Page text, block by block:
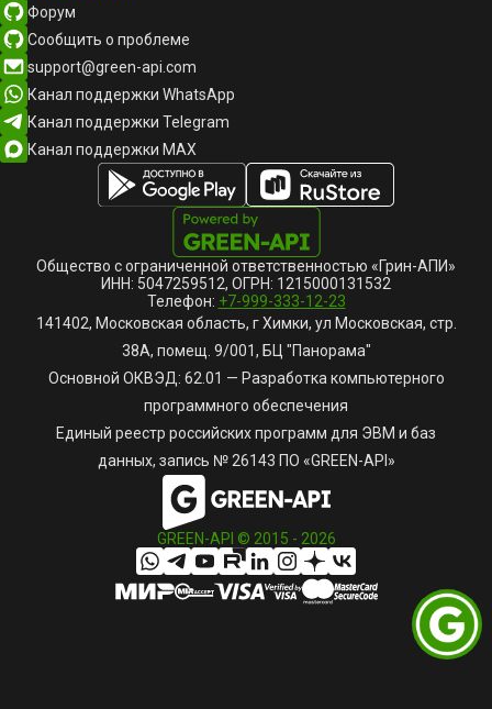
Форум
Сообщить о проблеме
support@green-api.com
Канал поддержки WhatsApp
Канал поддержки Telegram
Канал поддержки MAX
Общество с ограниченной ответственностью «Грин-АПИ»
ИНН: 5047259512, ОГРН: 1215000131532
Телефон: +7-999-333-12-23
141402, Московская область, г Химки, ул Московская, стр.
38А, помещ. 9/001, БЦ "Панорама"
Основной ОКВЭД: 62.01 — Разработка компьютерного
программного обеспечения
Единый реестр российских программ для ЭВМ и баз
данных, запись № 26143 ПО «GREEN-API»
GREEN-API © 2015 - 2026